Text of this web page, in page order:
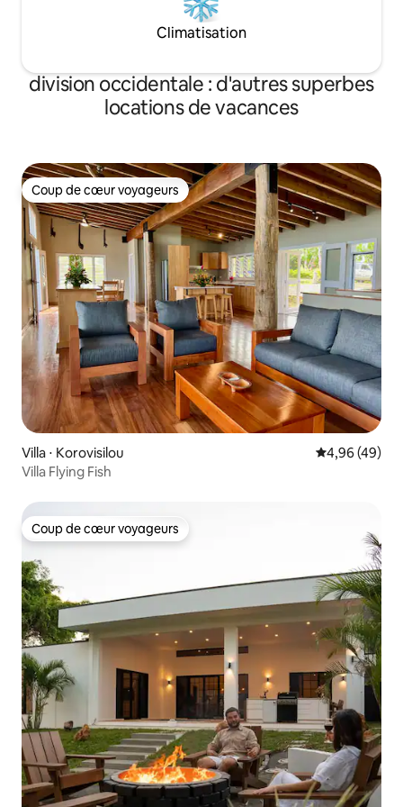
Climatisation
division occidentale : d'autres superbes
locations de vacances
Coup de cœur voyageurs
Coup de cœur voyageurs
Villa ⋅ Korovisilou Évaluation
4,96 (49)
Villa Flying Fish
Coup de cœur voyageurs
Coup de cœur voyageurs